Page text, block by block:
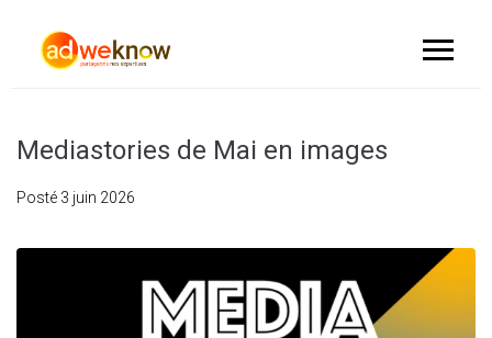
Mediastories de Mai en images
Posté 3 juin 2026